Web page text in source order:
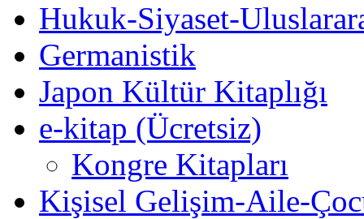
Hukuk-Siyaset-
Germanistik
Japon Kültür Kitaplığı
e-kitap (Ücretsiz)
Kongre Kitapları
Kişisel Gelişim-Aile-